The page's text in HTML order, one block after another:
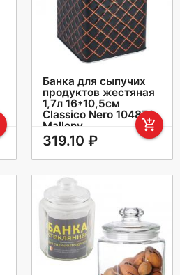
Банка для сыпучих
продуктов жестяная
1,7л 16*10,5см
Classico Nero 104873
Mallony
add_shopping_cart
319.10 ₽